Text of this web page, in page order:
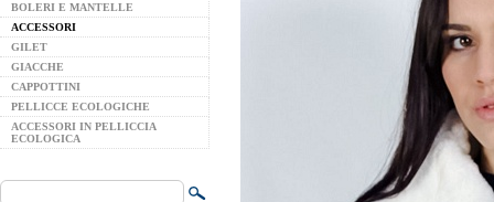
BOLERI E MANTELLE
ACCESSORI
GILET
GIACCHE
CAPPOTTINI
PELLICCE ECOLOGICHE
ACCESSORI IN PELLICCIA
ECOLOGICA